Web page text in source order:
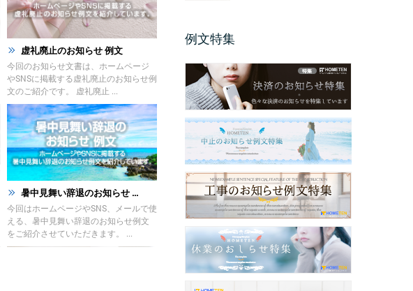
虚礼廃止のお知らせ 例文
今回のお知らせ文書は、ホームページ
やSNSに掲載する虚礼廃止のお知らせ例
文のご紹介です。 虚礼廃止 ...
暑中見舞い辞退のお知らせ ...
今回はホームページやSNS、メールで使
える、暑中見舞い辞退のお知らせ例文
をご紹介させていただきます。 ...
例文特集